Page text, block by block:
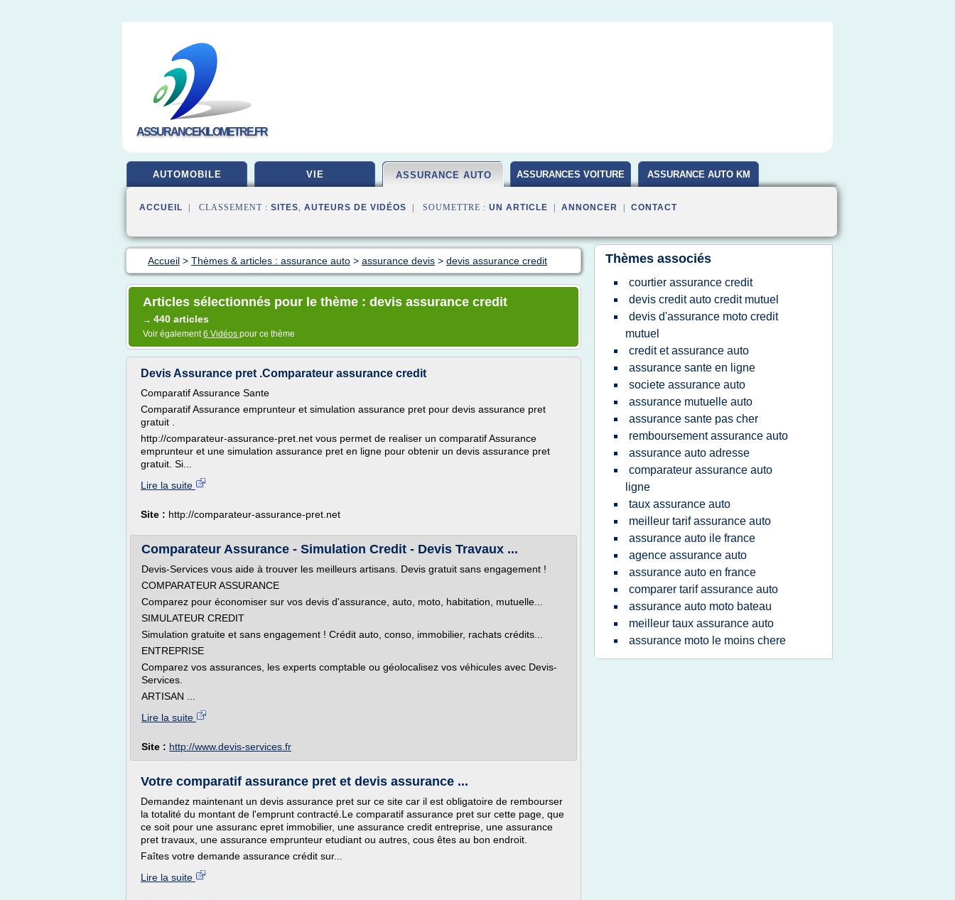
ASSURANCEKILOMETRE.FR
AUTOMOBILE VIE ASSURANCE AUTO ASSURANCES VOITURE ASSURANCE AUTO KM
ACCUEIL | CLASSEMENT : SITES, AUTEURS DE VIDÉOS | SOUMETTRE : UN ARTICLE ANNONCER CONTACT
Accueil > Thèmes & articles : assurance auto > assurance devis > devis assurance credit
Articles sélectionnés pour le thème : devis assurance credit
→ 440 articles
Voir également6 Vidéos pour ce thème
Devis Assurance pret .Comparateur assurance credit
Comparatif Assurance Sante
Comparatif Assurance emprunteur et simulation assurance pret pour devis assurance pret
gratuit .
http://comparateur-assurance-pret.net vous permet de realiser un comparatif Assurance
emprunteur et une simulation assurance pret en ligne pour obtenir un devis assurance pret
gratuit. Si...
Lire la suite
Site : http://comparateur-assurance-pret.net
Comparateur Assurance - Simulation Credit - Devis Travaux ...
Devis-Services vous aide à trouver les meilleurs artisans. Devis gratuit sans engagement !
COMPARATEUR ASSURANCE
Comparez pour économiser sur vos devis d'assurance, auto, moto, habitation, mutuelle...
SIMULATEUR CREDIT
Simulation gratuite et sans engagement ! Crédit auto, conso, immobilier, rachats crédits...
ENTREPRISE
Comparez vos assurances, les experts comptable ou géolocalisez vos véhicules avec Devis-
Services.
ARTISAN ...
Lire la suite
Site : http://www.devis-services.fr
Votre comparatif assurance pret et devis assurance ...
Demandez maintenant un devis assurance pret sur ce site car il est obligatoire de rembourser
la totalité du montant de l'emprunt contracté.Le comparatif assurance pret sur cette page, que
ce soit pour une assuranc epret immobilier, une assurance credit entreprise, une assurance
pret travaux, une assurance emprunteur etudiant ou autres, cous êtes au bon endroit.
Faîtes votre demande assurance crédit sur...
Lire la suite
Thèmes associés
courtier assurance credit
devis credit auto credit mutuel
devis d'assurance moto credit
mutuel
credit et assurance auto
assurance sante en ligne
societe assurance auto
assurance mutuelle auto
assurance sante pas cher
remboursement assurance auto
assurance auto adresse
comparateur assurance auto
ligne
taux assurance auto
meilleur tarif assurance auto
assurance auto ile france
agence assurance auto
assurance auto en france
comparer tarif assurance auto
assurance auto moto bateau
meilleur taux assurance auto
assurance moto le moins chere